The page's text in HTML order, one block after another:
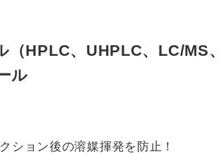
HPLC、UHPLC、LC/MS
ル
ション後の溶媒揮発を防止！